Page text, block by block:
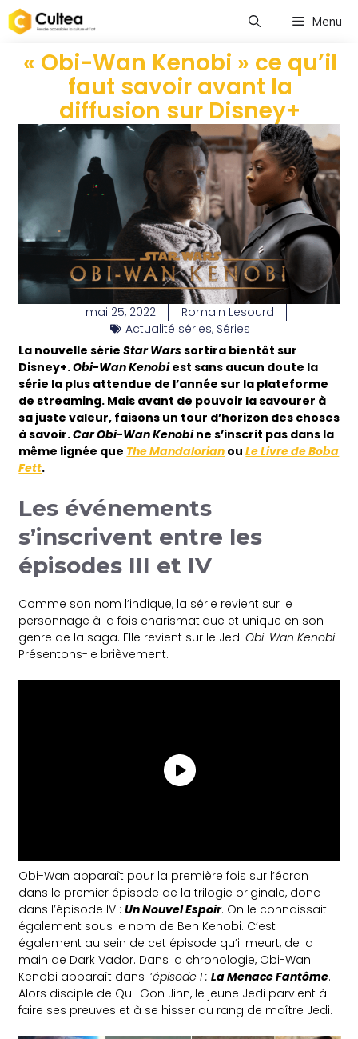
Menu
« Obi-Wan Kenobi » ce qu’il
faut savoir avant la
diffusion sur Disney+
mai 25, 2022
Romain Lesourd
Actualité séries, Séries
La nouvelle sérieStar Warssortira bientôt sur
Disney+.Obi-Wan Kenobiest sans aucun doute la
série la plus attendue de l’année sur la plateforme
de streaming. Mais avant de pouvoir la savourer à
sa juste valeur, faisons un tour d’horizon des choses
à savoir.Car Obi-Wan Kenobine s’inscrit pas dans la
même lignée que The Mandalorian ouLe Livre de Boba
Fett.
Les événements
s’inscrivent entre les
épisodes III et IV
Comme son nom l’indique, la série revient sur le
personnage à la fois charismatique et unique en son
genre de la saga. Elle revient sur le JediObi-Wan Kenobi.
Présentons-le brièvement.
Obi-Wan apparaît pour la première fois sur l’écran
dans le premier épisode de la trilogie originale, donc
dans l’épisode IV :Un Nouvel Espoir. On le connaissait
également sous le nom de Ben Kenobi. C’est
également au sein de cet épisode qu’il meurt, de la
main de Dark Vador. Dans la chronologie, Obi-Wan
Kenobi apparaît dans l’épisode I :La Menace Fantôme.
Alors disciple de Qui-Gon Jinn, le jeune Jedi parvient à
faire ses preuves et à se hisser au rang de maître Jedi.